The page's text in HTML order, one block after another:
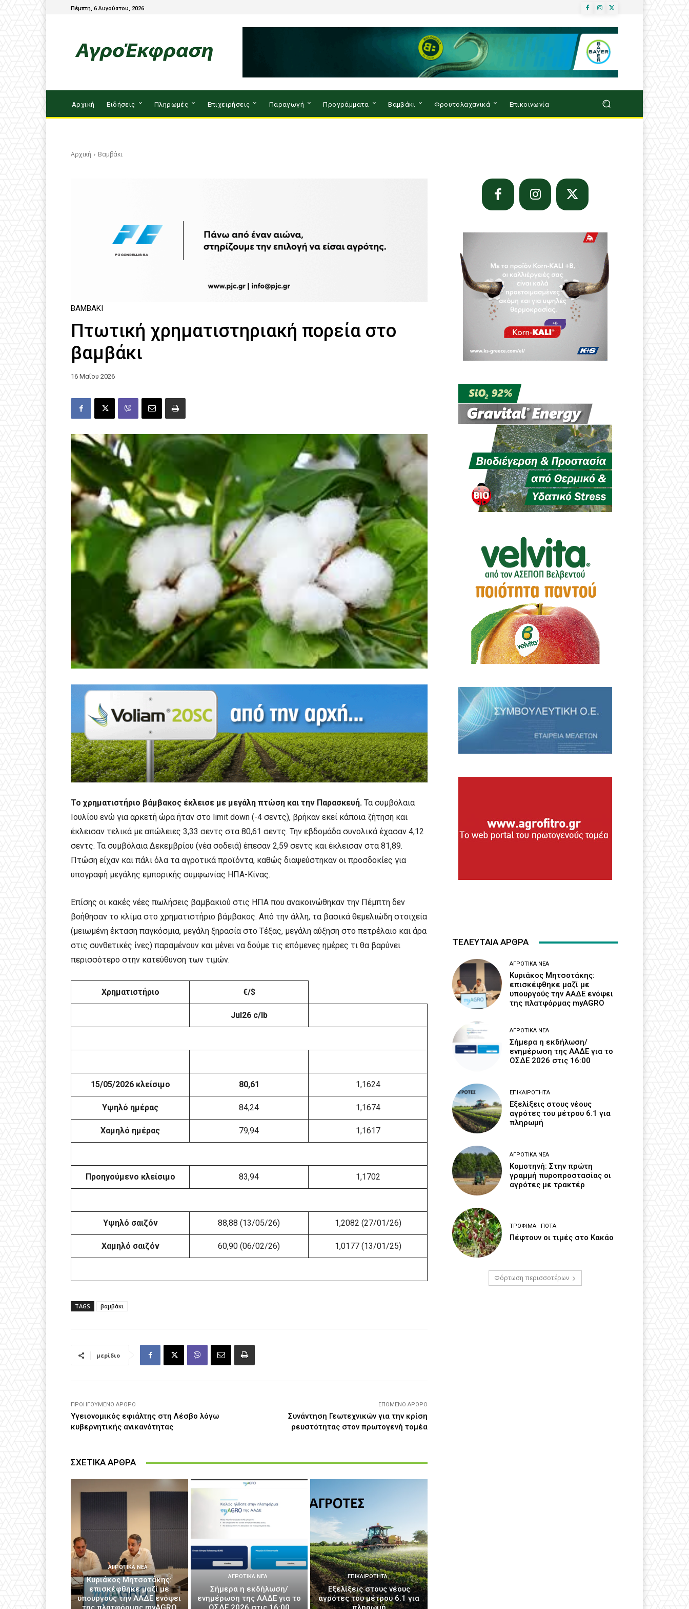
Πέμπτη, 6 Αυγούστου, 2026
Αρχική Ειδήσεις Πληρωμές Επιχειρήσεις Παραγωγή Προγράμματα Βαμβάκι Φρουτολαχανικά Επικοινωνία
Αρχική Βαμβάκι
ΒΑΜΒΆΚΙ
Πτωτική χρηματιστηριακή πορεία στο
βαμβάκι
16 Μαΐου 2026
Το χρηματιστήριο βάμβακος έκλεισε με μεγάλη πτώση και την Παρασκευή. Τα συμβόλαια
Ιουλίου ενώ για αρκετή ώρα ήταν στο limit down (-4 σεντς), βρήκαν εκεί κάποια ζήτηση και
έκλεισαν τελικά με απώλειες 3,33 σεντς στα 80,61 σεντς. Την εβδομάδα συνολικά έχασαν 4,12
σεντς. Τα συμβόλαια Δεκεμβρίου (νέα σοδειά) έπεσαν 2,59 σεντς και έκλεισαν στα 81,89.
Πτώση είχαν και πάλι όλα τα αγροτικά προϊόντα, καθώς διαψεύστηκαν οι προσδοκίες για
υπογραφή μεγάλης εμπορικής συμφωνίας ΗΠΑ-Κίνας.
Επίσης οι κακές νέες πωλήσεις βαμβακιού στις ΗΠΑ που ανακοινώθηκαν την Πέμπτη δεν
βοήθησαν το κλίμα στο χρηματιστήριο βάμβακος. Από την άλλη, τα βασικά θεμελιώδη στοιχεία
(μειωμένη έκταση παγκόσμια, μεγάλη ξηρασία στο Τέξας, μεγάλη αύξηση στο πετρέλαιο και άρα
στις συνθετικές ίνες) παραμένουν και μένει να δούμε τις επόμενες ημέρες τι θα βαρύνει
περισσότερο στην κατεύθυνση των τιμών.
Χρηματιστήριο €/$
Jul26 c/lb
15/05/2026 κλείσιμο 80,61 1,1624
Υψηλό ημέρας 84,24 1,1674
Χαμηλό ημέρας 79,94 1,1617
Προηγούμενο κλείσιμο 83,94 1,1702
Υψηλό σαιζόν 88,88 (13/05/26) 1,2082 (27/01/26)
Χαμηλό σαιζόν 60,90 (06/02/26) 1,0177 (13/01/25)
TAGS βαμβάκι
μερίδιο
ΠΡΟΗΓΟΎΜΕΝΟ ΆΡΘΡΟ
Υγειονομικός εφιάλτης στη Λέσβο λόγω
κυβερνητικής ανικανότητας
ΕΠΌΜΕΝΟ ΆΡΘΡΟ
Συνάντηση Γεωτεχνικών για την κρίση
ρευστότητας στον πρωτογενή τομέα
ΣΧΕΤΙΚΑ ΑΡΘΡΑ
ΑΓΡΟΤΙΚΆ ΝΈΑ
Κυριάκος Μητσοτάκης:
επισκέφθηκε μαζί με
υπουργούς την ΑΑΔΕ ενόψει
ΑΓΡΟΤΙΚΆ ΝΈΑ
Σήμερα η εκδήλωση/
ενημέρωση της ΑΑΔΕ για το
ΕΠΙΚΑΙΡΌΤΗΤΑ
Εξελίξεις στους νέους
αγρότες του μέτρου 6.1 για
ΤΕΛΕΥΤΑΙΑ ΑΡΘΡΑ
ΑΓΡΟΤΙΚΆ ΝΈΑ
Κυριάκος Μητσοτάκης:
επισκέφθηκε μαζί με
υπουργούς την ΑΑΔΕ ενόψει
της πλατφόρμας myAGRO
ΑΓΡΟΤΙΚΆ ΝΈΑ
Σήμερα η εκδήλωση/
ενημέρωση της ΑΑΔΕ για το
ΟΣΔΕ 2026 στις 16:00
ΕΠΙΚΑΙΡΌΤΗΤΑ
Εξελίξεις στους νέους
αγρότες του μέτρου 6.1 για
πληρωμή
ΑΓΡΟΤΙΚΆ ΝΈΑ
Κομοτηνή: Στην πρώτη
γραμμή πυροπροστασίας οι
αγρότες με τρακτέρ
ΤΡΌΦΙΜΑ - ΠΟΤΆ
Πέφτουν οι τιμές στο Κακάο
Φόρτωση περισσοτέρων